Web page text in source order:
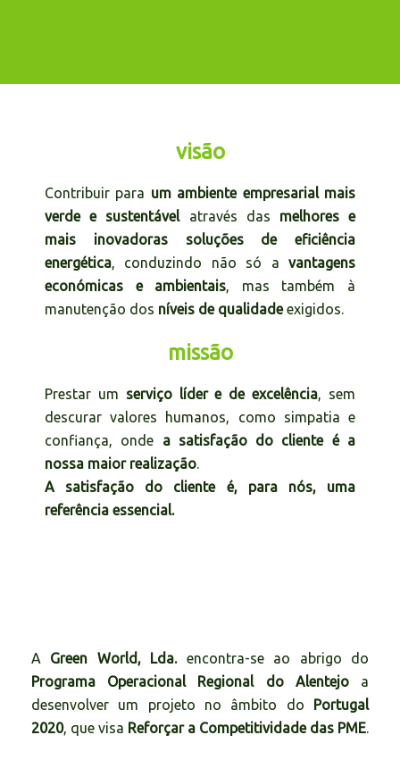
visão
Contribuir para um ambiente empresarial mais
verde e sustentávelatravés das melhores e
mais inovadoras soluções de eficiência
energética, conduzindo não só a vantagens
económicas e ambientais, mas também à
manutenção dos níveis de qualidadeexigidos.
missão
Prestar um serviço líder e de excelência, sem
descurar valores humanos, como simpatia e
confiança, onde a satisfação do cliente é a
nossa maior realização.
A satisfação do cliente é, para nós, uma
referência essencial.
A Green World, Lda.encontra-se ao abrigo do
Programa Operacional Regional do Alentejoa
desenvolver um projeto no âmbito do Portugal
2020, que visa Reforçar a Competitividade das PME.